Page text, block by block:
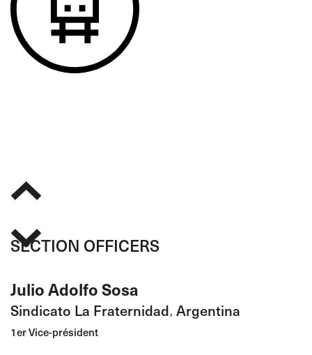
SECTION OFFICERS
Julio Adolfo Sosa
Sindicato La Fraternidad, Argentina
1er Vice-président